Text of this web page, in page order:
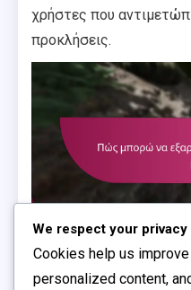
χρήστες που
προκλήσεις.
Πώς
We respect your privacy
Cookies help us
personalized content,